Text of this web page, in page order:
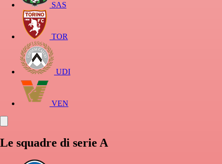
SAS
TOR
UDI
VEN
Le squadre di serie A